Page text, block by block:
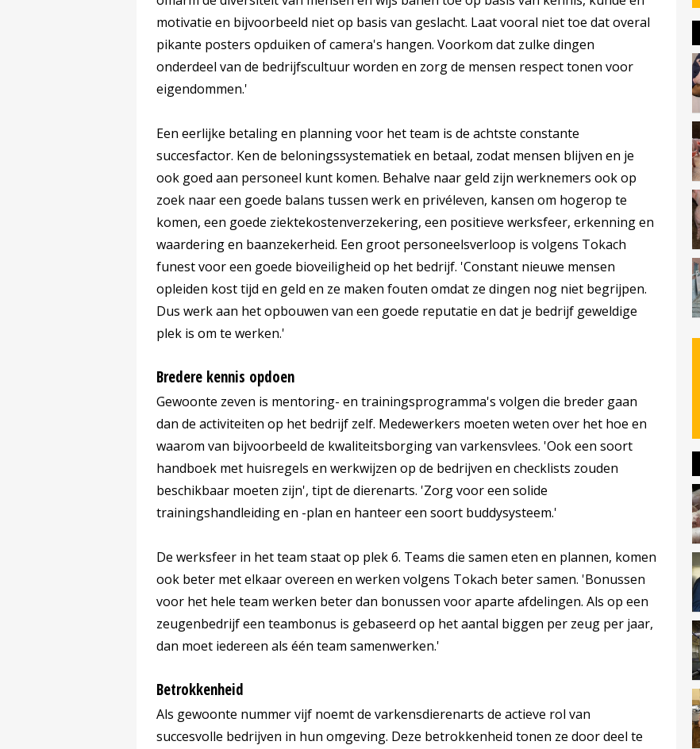
motivatie en bijvoorbeeld niet op basis van geslacht. Laat vooral niet toe dat overal
pikante posters opduiken of camera's hangen. Voorkom dat zulke dingen
onderdeel van de bedrijfscultuur worden en zorg de mensen respect tonen voor
eigendommen.'
Een eerlijke betaling en planning voor het team is de achtste constante
succesfactor. Ken de beloningssystematiek en betaal, zodat mensen blijven en je
ook goed aan personeel kunt komen. Behalve naar geld zijn werknemers ook op
zoek naar een goede balans tussen werk en privéleven, kansen om hogerop te
komen, een goede ziektekostenverzekering, een positieve werksfeer, erkenning en
waardering en baanzekerheid. Een groot personeelsverloop is volgens Tokach
funest voor een goede bioveiligheid op het bedrijf. 'Constant nieuwe mensen
opleiden kost tijd en geld en ze maken fouten omdat ze dingen nog niet begrijpen.
Dus werk aan het opbouwen van een goede reputatie en dat je bedrijf geweldige
plek is om te werken.'
Bredere kennis opdoen
Gewoonte zeven is mentoring- en trainingsprogramma's volgen die breder gaan
dan de activiteiten op het bedrijf zelf. Medewerkers moeten weten over het hoe en
waarom van bijvoorbeeld de kwaliteitsborging van varkensvlees. 'Ook een soort
handboek met huisregels en werkwijzen op de bedrijven en checklists zouden
beschikbaar moeten zijn', tipt de dierenarts. 'Zorg voor een solide
trainingshandleiding en -plan en hanteer een soort buddysysteem.'
De werksfeer in het team staat op plek 6. Teams die samen eten en plannen, komen
ook beter met elkaar overeen en werken volgens Tokach beter samen. 'Bonussen
voor het hele team werken beter dan bonussen voor aparte afdelingen. Als op een
zeugenbedrijf een teambonus is gebaseerd op het aantal biggen per zeug per jaar,
dan moet iedereen als één team samenwerken.'
Betrokkenheid
Als gewoonte nummer vijf noemt de varkensdierenarts de actieve rol van
succesvolle bedrijven in hun omgeving. Deze betrokkenheid tonen ze door deel te